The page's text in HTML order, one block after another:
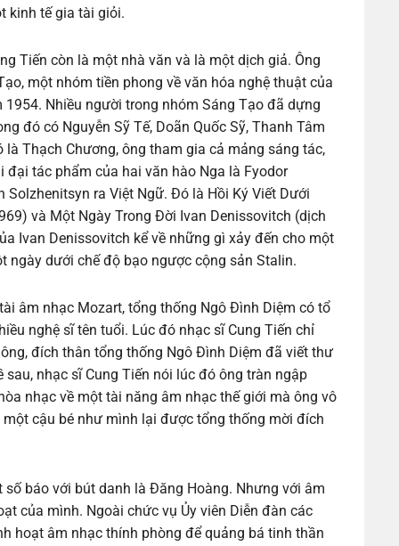
kinh tế gia tài giỏi.
Tiến còn là một nhà văn và là một dịch giả. Ông
một nhóm tiền phong về văn hóa nghệ thuật của
Nhiều người trong nhóm Sáng Tạo đã dựng
đó có Nguyễn Sỹ Tế, Doãn Quốc Sỹ, Thanh Tâm
Thạch Chương, ông tham gia cả mảng sáng tác,
tác phẩm của hai văn hào Nga là Fyodor
ra Việt Ngữ. Đó là Hồi Ký Viết Dưới
và Một Ngày Trong Đời Ivan Denissovitch (dịch
Ivan Denissovitch kể về những gì xảy đến cho một
ngày dưới chế độ bạo ngược cộng sản Stalin.
âm nhạc Mozart, tổng thống Ngô Đình Diệm có tổ
nghệ sĩ tên tuổi. Lúc đó nhạc sĩ Cung Tiến chỉ
đích thân tổng thống Ngô Đình Diệm đã viết thư
nhạc sĩ Cung Tiến nói lúc đó ông tràn ngập
nhạc về một tài năng âm nhạc thế giới mà ông vô
cậu bé như mình lại được tổng thống mời đích
báo với bút danh là Đăng Hoàng. Nhưng với âm
của mình. Ngoài chức vụ Ủy viên Diễn đàn các
hoạt âm nhạc thính phòng để quảng bá tinh thần